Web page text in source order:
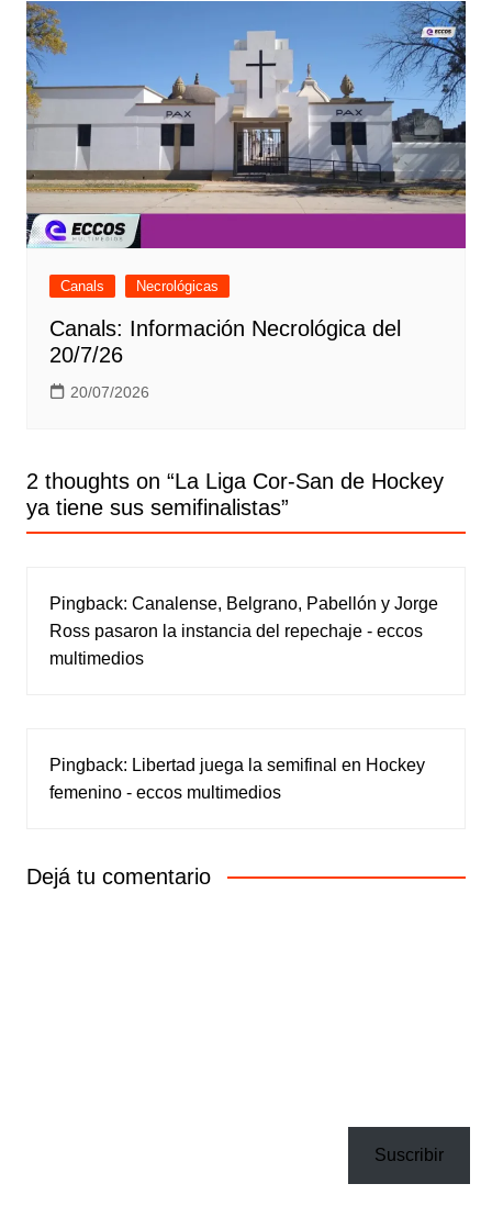
Canals Necrológicas
Canals: Información Necrológica del
20/7/26
20/07/2026
2 thoughts on “La Liga Cor-San de Hockey
ya tiene sus semifinalistas”
Pingback: Canalense, Belgrano, Pabellón y Jorge
Ross pasaron la instancia del repechaje - eccos
multimedios
Pingback: Libertad juega la semifinal en Hockey
femenino - eccos multimedios
Dejá tu comentario
Suscribir